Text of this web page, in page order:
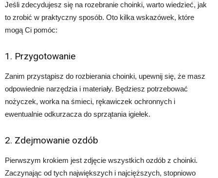
Jeśli zdecydujesz się na rozebranie choinki, warto wiedzieć, jak
to zrobić w praktyczny sposób. Oto kilka wskazówek, które
mogą Ci pomóc:
1. Przygotowanie
Zanim przystąpisz do rozbierania choinki, upewnij się, że masz
odpowiednie narzędzia i materiały. Będziesz potrzebować
nożyczek, worka na śmieci, rękawiczek ochronnych i
ewentualnie odkurzacza do sprzątania igiełek.
2. Zdejmowanie ozdób
Pierwszym krokiem jest zdjęcie wszystkich ozdób z choinki.
Zaczynając od tych największych i najcięższych, stopniowo